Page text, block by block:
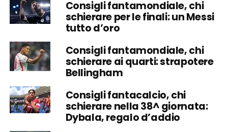
Consigli fantamondiale, chi
schierare per le finali: un Messi
tutto d’oro
Consigli fantamondiale, chi
schierare ai quarti: strapotere
Bellingham
Consigli fantacalcio, chi
schierare nella 38^ giornata:
Dybala, regalo d’addio